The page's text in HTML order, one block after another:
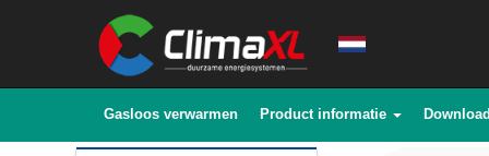
Gasloos verwarmen Product informatie